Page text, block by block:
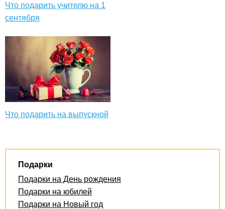
Что подарить учителю на 1
сентября
Что подарить на выпускной
Подарки
Подарки на День рождения
Подарки на юбилей
Подарки на Новый год